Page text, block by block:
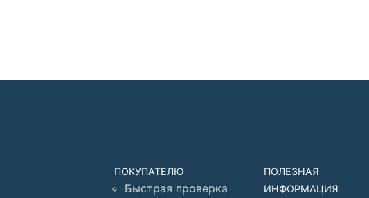
ПОКУПАТЕЛЮ
Быстрая проверка
ПОЛЕЗНАЯ
ИНФОРМАЦИЯ